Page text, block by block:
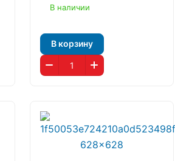
В наличии
В корзину